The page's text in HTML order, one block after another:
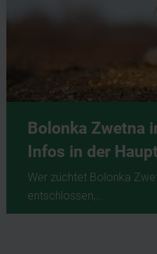
Bolonka Zwetna
Infos in der
Wer züchtet Bolonka
entschlossen,…